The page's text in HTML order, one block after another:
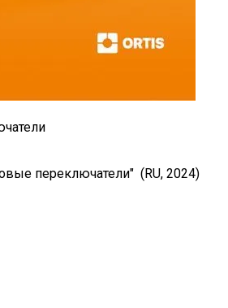
переключатели" (RU, 2024)